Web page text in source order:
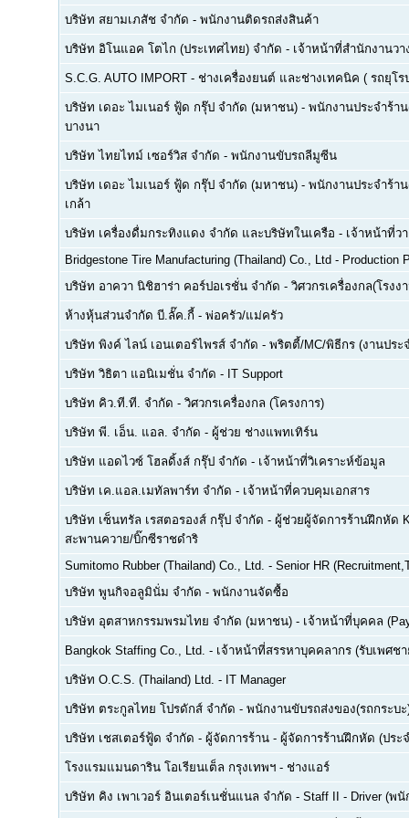
บริษัท สยามเภสัช จำกัด - พนักงานติดรถส่งสินค้า
บริษัท อิโนแอค โตไก (ประเทศไทย) จำกัด - เจ้าหน้าที่สำนักงานวา
S.C.G. AUTO IMPORT - ช่างเครื่องยนต์ และช่างเทคนิค ( รถยุโ
บริษัท เดอะ ไมเนอร์ ฟู้ด กรุ๊ป จำกัด (มหาชน) - พนักงานประจำร้า
บางนา
บริษัท ไทยไทม์ เซอร์วิส จำกัด - พนักงานขับรถลีมูซีน
บริษัท เดอะ ไมเนอร์ ฟู้ด กรุ๊ป จำกัด (มหาชน) - พนักงานประจำร้า
เกล้า
บริษัท เครื่องดื่มกระทิงแดง จำกัด และบริษัทในเครือ - เจ้าหน้าที่ว
Bridgestone Tire Manufacturing (Thailand) Co., Ltd - Production
บริษัท อาควา นิชิฮาร่า คอร์ปอเรชั่น จำกัด - วิศวกรเครื่องกล(โรงง
ห้างหุ้นส่วนจำกัด บี.ลั๊ค.กี้ - พ่อครัว/แม่ครัว
บริษัท พิงค์ ไลน์ เอนเตอร์ไพรส์ จำกัด - พริตตี้/MC/พิธีกร (งานประ
บริษัท วิธิตา แอนิเมชั่น จำกัด - IT Support
บริษัท คิว.ที.ที. จำกัด - วิศวกรเครื่องกล (โครงการ)
บริษัท พี. เอ็น. แอล. จำกัด - ผู้ช่วย ช่างแพทเทิร์น
บริษัท แอดไวซ์ โฮลดิ้งส์ กรุ๊ป จำกัด - เจ้าหน้าที่วิเคราะห์ข้อมูล
บริษัท เค.แอล.เมทัลพาร์ท จำกัด - เจ้าหน้าที่ควบคุมเอกสาร
บริษัท เซ็นทรัล เรสตอรองส์ กรุ๊ป จำกัด - ผู้ช่วยผู้จัดการร้านฝึกหัด
สะพานควาย/บิ๊กซีราชดำริ
Sumitomo Rubber (Thailand) Co., Ltd. - Senior HR
บริษัท พูนกิจอลูมินั่ม จำกัด - พนักงานจัดซื้อ
บริษัท อุตสาหกรรมพรมไทย จำกัด (มหาชน) - เจ้าหน้าที่บุคคล
Bangkok Staffing Co., Ltd. - เจ้าหน้าที่สรรหาบุคคลากร (รับเพศช
บริษัท O.C.S. (Thailand) Ltd. - IT Manager
บริษัท ตระกูลไทย โปรดักส์ จำกัด - พนักงานขับรถส่งของ(รถกระบะ
บริษัท เชสเตอร์ฟู้ด จำกัด - ผู้จัดการร้าน - ผู้จัดการร้านฝึกหัด (ประ
โรงแรมแมนดาริน โอเรียนเต็ล กรุงเทพฯ - ช่างแอร์
บริษัท คิง เพาเวอร์ อินเตอร์เนชั่นแนล จำกัด - Staff II - Driver (พ